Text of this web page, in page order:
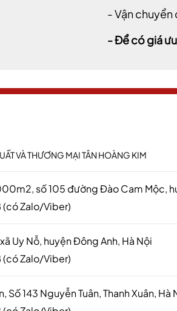
- Vận
- Để có giá
VÀ THƯƠNG MẠI TÂN HOÀNG KIM
số 105 đường Đào Cam Mộc,
Zalo/Viber)
Uy Nỗ, huyện Đông Anh, Hà Nội
Zalo/Viber)
Số 143 Nguyễn Tuân, Thanh Xuân, Hà